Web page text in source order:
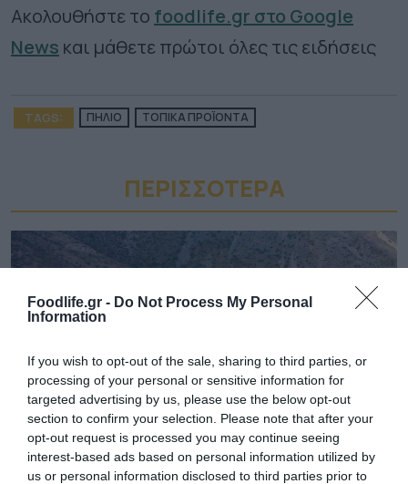
Foodlife.gr - Do Not Process My Personal
Information
If you wish to opt-out of the sale, sharing to third parties, or
processing of your personal or sensitive information for
targeted advertising by us, please use the below opt-out
section to confirm your selection. Please note that after your
opt-out request is processed you may continue seeing
interest-based ads based on personal information utilized by
us or personal information disclosed to third parties prior to
Ακολουθήστε το foodlife.gr στο Google
News και μάθετε πρώτοι όλες τις ειδήσεις
TAGS: ΠΗΛΙΟ ΤΟΠΙΚΑ ΠΡΟΪΟΝΤΑ
ΠΕΡΙΣΣΟΤΕΡA